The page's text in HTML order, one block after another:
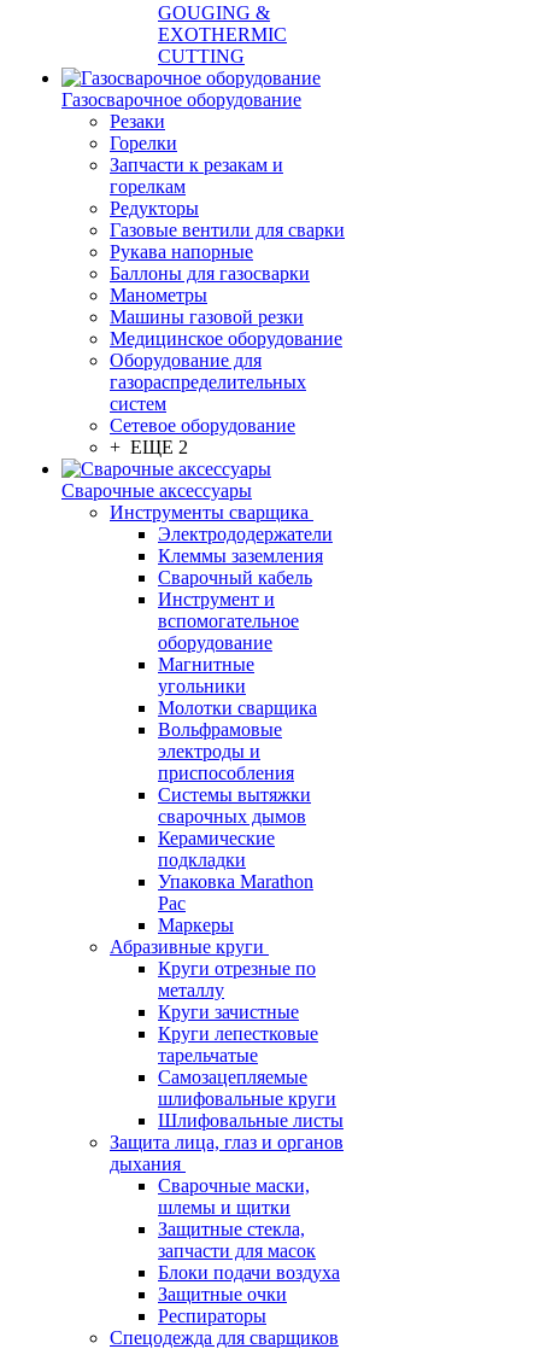
GOUGING &
EXOTHERMIC
CUTTING
Газосварочное оборудование
Резаки
Горелки
Запчасти к резакам и
горелкам
Редукторы
Газовые вентили для сварки
Рукава напорные
Баллоны для газосварки
Манометры
Машины газовой резки
Медицинское оборудование
Оборудование для
газораспределительных
систем
Сетевое оборудование
+ ЕЩЕ 2
Сварочные аксессуары
Инструменты сварщика
Электрододержатели
Клеммы заземления
Сварочный кабель
Инструмент и
вспомогательное
оборудование
Магнитные
угольники
Молотки сварщика
Вольфрамовые
электроды и
приспособления
Системы вытяжки
сварочных дымов
Керамические
подкладки
Упаковка Marathon
Pac
Маркеры
Абразивные круги
Круги отрезные по
металлу
Круги зачистные
Круги лепестковые
тарельчатые
Самозацепляемые
шлифовальные круги
Шлифовальные листы
Защита лица, глаз и органов
дыхания
Сварочные маски,
шлемы и щитки
Защитные стекла,
запчасти для масок
Блоки подачи воздуха
Защитные очки
Респираторы
Спецодежда для сварщиков